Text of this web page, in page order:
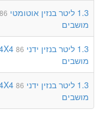
1.3 ליטר בנזין אוטומטי 86 כ"ס
מושבים
1.3 ליטר בנזין ידני 86 כ"ס
מושבים
1.3 ליטר בנזין ידני 86 כ"ס
מושבים